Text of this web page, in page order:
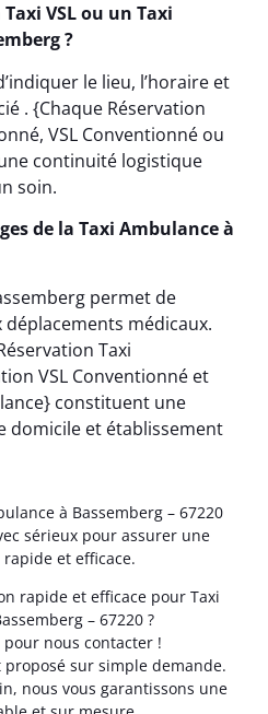
VSL ou un Taxi
?
le lieu, l’horaire et
. {Chaque Réservation
VSL Conventionné ou
continuité logistique
soin.
de la Taxi Ambulance à
permet de
médicaux.
Taxi
VSL Conventionné et
constituent une
domicile et établissement
à Bassemberg – 67220
sérieux pour assurer une
et efficace.
rapide et efficace pour Taxi
– 67220 ?
pour nous contacter !
sur simple demande.
nous vous garantissons une